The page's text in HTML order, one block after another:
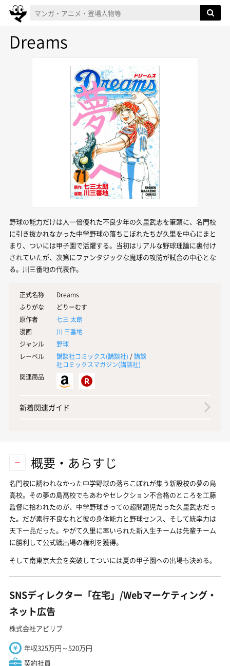
Dreams
野球の能力だけは人一倍優れた不良少年の久里武志を筆頭に、名門校
に引き抜かれなかった中学野球の落ちこぼれたちが久里を中心にまと
まり、ついには甲子園で活躍する。当初はリアルな野球理論に裏付け
されていたが、次第にファンタジックな魔球の攻防が試合の中心とな
る。川三番地の代表作。
正式名称
Dreams
ふりがな
どりーむす
原作者
七三 太朗
漫画
川 三番地
ジャンル
野球
レーベル
講談社コミックス(講談社) /講談
社コミックスマガジン(講談社)
関連商品
新着関連ガイド
概要・あらすじ
名門校に誘われなかった中学野球の落ちこぼれが集う新設校の夢の島
高校。その夢の島高校でもあわやセレクション不合格のところを工藤
監督に拾われたのが、中学野球きっての超問題児だった久里武志だっ
た。だが素行不良なれど彼の身体能力と野球センス、そして統率力は
天下一品だった。やがて久里に率いられた新入生チームは先輩チーム
に勝利して公式戦出場の権利を獲得。
そして南東京大会を突破してついには夏の甲子園への出場も決める。
SNSディレクター「在宅」/Webマーケティング・
ネット広告
株式会社アビリブ
年収325万円～520万円
契約社員